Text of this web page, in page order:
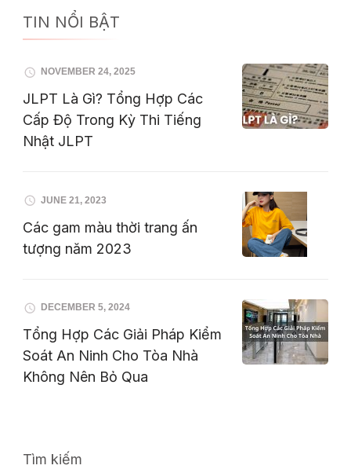
TIN NỔI BẬT
NOVEMBER 24, 2025
JLPT Là Gì? Tổng Hợp Các
Cấp Độ Trong Kỳ Thi Tiếng
Nhật JLPT
JUNE 21, 2023
Các gam màu thời trang ấn
tượng năm 2023
DECEMBER 5, 2024
Tổng Hợp Các Giải Pháp Kiểm
Soát An Ninh Cho Tòa Nhà
Không Nên Bỏ Qua
Tìm kiếm